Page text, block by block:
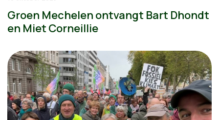
Groen Mechelen ontvangt Bart Dhondt
en Miet Corneillie